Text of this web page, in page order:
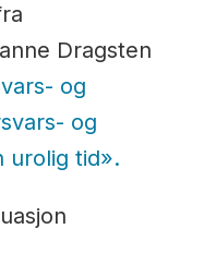
Dragsten
og
og
urolig tid».